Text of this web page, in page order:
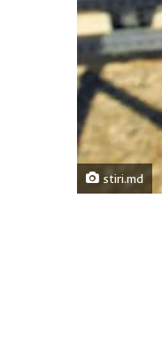
stiri.md